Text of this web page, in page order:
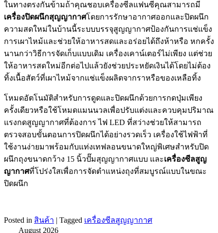
ในทางตรงกันข้ามถ้าคุณชอบเครื่องซีลแฟนซีคุณสามารถมี
เครื่องปิดผนึกสุญญากาศโดยการรักษาอากาศออกและปิดผนึก
ความสดใหม่ในบ้านนี้ระบบบรรจุสูญญากาศป้องกันการแช่แข็ง
การเผาไหม้และช่วยให้อาหารสดและอร่อยได้ถึงห้าหรือ หกครั้ง
นานกว่าวิธีการจัดเก็บแบบเดิม เครื่องเคาน์เตอร์ไม่เพียง แต่ช่วย
ให้อาหารสดใหม่อีกต่อไปแล้วยังช่วยประหยัดเงินได้โดยไม่ต้อง
ทิ้งเนื้อสัตว์ที่เผาไหม้จากแช่แข็งผลิตจากราหรือของเหลือทิ้ง
โหมดอัตโนมัติสำหรับการดูดและปิดผนึกด้วยการกดปุ่มเพียง
ครั้งเดียวหรือใช้โหมดแมนนวลเพื่อปรับแต่งและควบคุมปริมาณ
แรงกดสูญญากาศที่ต้องการ ไฟ LED ที่สว่างช่วยให้สามารถ
ตรวจสอบขั้นตอนการปิดผนึกได้อย่างรวดเร็ว เครื่องใช้ไฟฟ้าที่
ใช้งานง่ายมาพร้อมกับแท่งเทฟลอนขนาดใหญ่พิเศษสำหรับปิด
ผนึกถุงขนาดกว้าง 15 นิ้วปั๊มสุญญากาศแบบ และเครื่องซีลสูญ
ญากาศที่โปร่งใสเพื่อการจัดตำแหน่งถุงที่สมบูรณ์แบบในขณะ
ปิดผนึก
Posted in สินค้า | Tagged เครื่องซีลสูญญากาศ
August 2026